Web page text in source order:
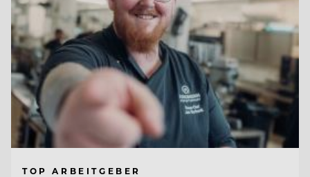
TOP ARBEITGEBER